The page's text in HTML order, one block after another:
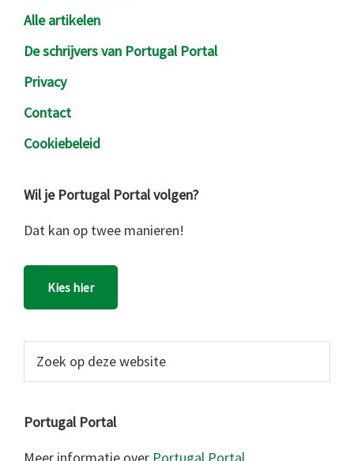
Alle artikelen
De schrijvers van Portugal Portal
Privacy
Contact
Cookiebeleid
Wil je Portugal Portal volgen?
Dat kan op twee manieren!
Kies hier
website
Portugal Portal